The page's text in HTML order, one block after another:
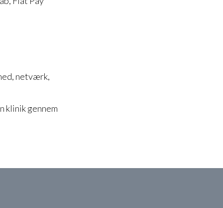
netværk,
klinik gennem